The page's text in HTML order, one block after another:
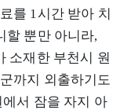
를 1시간 받아 치
할 뿐만 아니라,
소재한 부천시 원
까지 외출하기도
서 잠을 자지 아